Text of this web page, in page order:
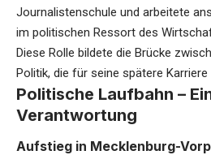
Journalistenschule und arbeitete
im politischen Ressort des
Diese Rolle bildete die Brücke
Politik, die für seine spätere Karriere
Politische Laufbahn –
Verantwortung
Aufstieg in Mecklenburg-